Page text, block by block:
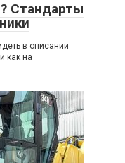
Стандарты
в описании
как на